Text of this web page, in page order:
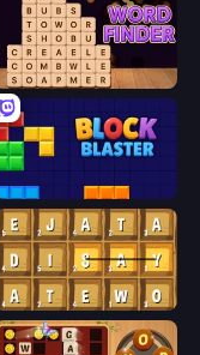
Word Finder
Block Blaster
Waffle Words